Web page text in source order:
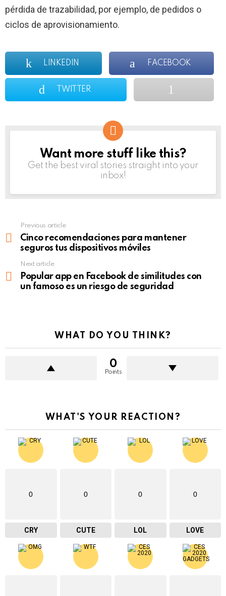
pérdida de trazabilidad, por ejemplo, de pedidos o
ciclos de aprovisionamiento.
LINKEDIN FACEBOOK
TWITTER
NEWSLETTER
Want more stuff like this?
Get the best viral stories straight into your
inbox!
more
Previous article
Cinco recomendaciones para mantener
seguros tus dispositivos móviles
Next article
Popular app en Facebook de similitudes con
un famoso es un riesgo de seguridad
WHAT DO YOU THINK?
0
Points
WHAT'S YOUR REACTION?
0
CRY
0
CUTE
0
LOL
0
LOVE